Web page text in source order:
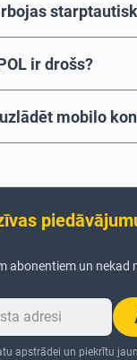
ir drošs?
mobilo
abonentiem un nekad
apstrādei un piekrītu